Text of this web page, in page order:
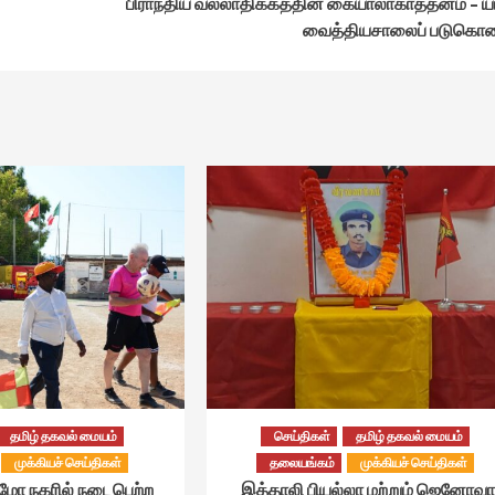
வைத்தியசாலைப்
தமிழ் தகவல் மையம்
முக்கியச் செய்திகள்
நகரில் நடைபெற்ற
செய்திகள்
தமிழ் தகவல் மையம்
தலையங்கம்
முக்கியச் செய்திகள்
இத்தாலி பியல்லா மற்றும் ஜெனோவா